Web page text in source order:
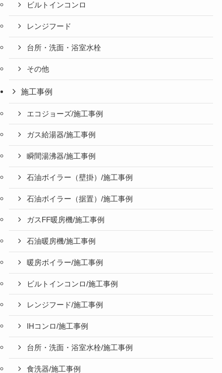
ビルトインコンロ
レンジフード
台所・洗面・浴室水栓
その他
施工事例
エコジョーズ/施工事例
ガス給湯器/施工事例
瞬間湯沸器/施工事例
石油ボイラー（壁掛）/施工事例
石油ボイラー（据置）/施工事例
ガスFF暖房機/施工事例
石油暖房機/施工事例
暖房ボイラー/施工事例
ビルトインコンロ/施工事例
レンジフード/施工事例
IHコンロ/施工事例
台所・洗面・浴室水栓/施工事例
食洗器/施工事例